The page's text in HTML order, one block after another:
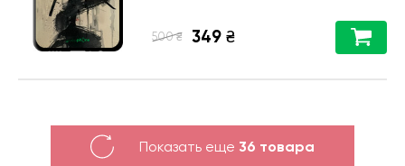
500 ₴ 349 ₴
Показать еще 36 товара